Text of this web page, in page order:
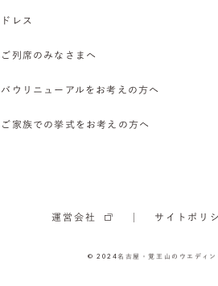
ドレス
ご列席のみなさまへ
バウリニューアルをお考えの方へ
ご家族での挙式をお考えの方へ
運営会社 サイトポリ
© 2024名古屋・覚王山のウエディ